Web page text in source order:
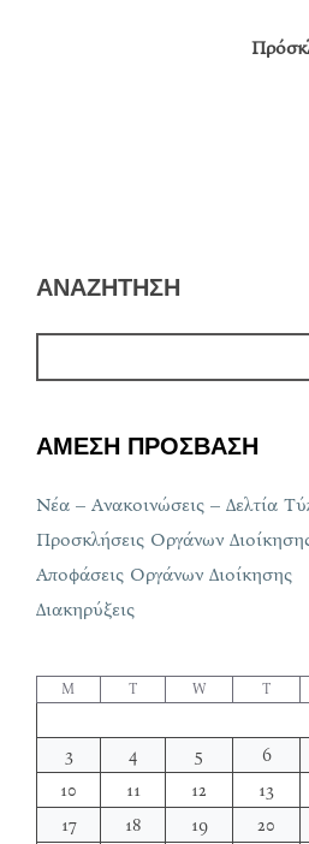
ΑΝΑΖΗΤΗΣΗ
ΑΜΕΣΗ ΠΡΟΣΒΑΣΗ
Νέα – Ανακοινώσεις – Δελτία
Προσκλήσεις Οργάνων
Αποφάσεις Οργάνων Διοίκησης
Διακηρύξεις
M T W T
3
4 5 6
10
11 12 13
17
18 19 20